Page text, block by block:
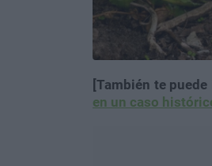
[También te
en un caso